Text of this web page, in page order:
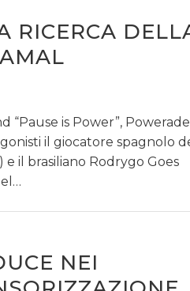
RICERCA
is Power”, Powerade
il giocatore spagnolo
e il brasiliano Rodrygo Goes
NEI